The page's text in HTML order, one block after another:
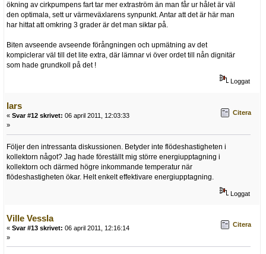
ökning av cirkpumpens fart tar mer extraström än man får ur hålet är väl
den optimala, sett ur värmeväxlarens synpunkt. Antar att det är här man
har hittat att omkring 3 grader är det man siktar på.
Biten avseende avseende förångningen och upmätning av det
kompiclerar väl till det lite extra, där lämnar vi över ordet till nån dignitär
som hade grundkoll på det !
Loggat
lars
« Svar #12 skrivet: 06 april 2011, 12:03:33
»
Citera
Följer den intressanta diskussionen. Betyder inte flödeshastigheten i
kollektorn något? Jag hade föreställt mig större energiupptagning i
kollektorn och därmed högre inkommande temperatur när
flödeshastigheten ökar. Helt enkelt effektivare energiupptagning.
Loggat
Ville Vessla
« Svar #13 skrivet: 06 april 2011, 12:16:14
»
Citera